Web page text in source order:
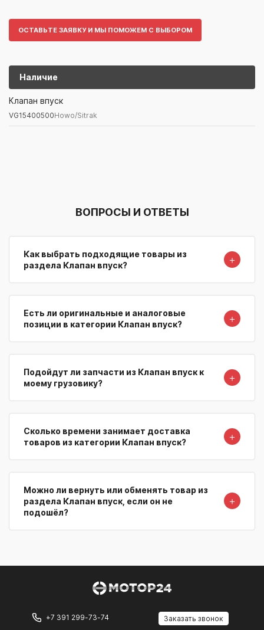
ОСТАВЬТЕ ЗАЯВКУ И МЫ ПОМОЖЕМ С ВЫБОРОМ
Наличие
Артикул/БрендНаименование
VG15400500Howo/Sitrak
Клапан впуск
VG15400500Howo/Sitrak
ВОПРОСЫ И ОТВЕТЫ
Как выбрать подходящие товары из
раздела Клапан впуск?
＋
Есть ли оригинальные и аналоговые
позиции в категории Клапан впуск?
＋
Подойдут ли запчасти из Клапан впуск к
моему грузовику?
＋
Сколько времени занимает доставка
товаров из категории Клапан впуск?
＋
Можно ли вернуть или обменять товар из
раздела Клапан впуск, если он не
подошёл?
＋
+7 391 299-73-74 Заказать звонок